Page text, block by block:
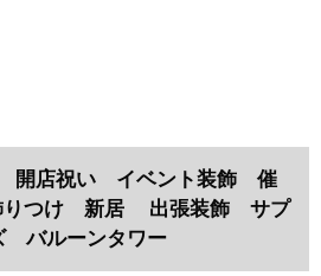
開店祝い イベント装飾 催
つけ 新居 出張装飾 サプ
バルーンタワー